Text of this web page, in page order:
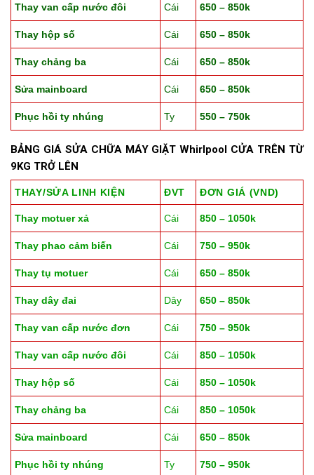
Thay van cấp nước đôi Cái 650 – 850k
Thay hộp số Cái 650 – 850k
Thay chảng ba Cái 650 – 850k
Sửa mainboard Cái 650 – 850k
Phục hồi ty nhúng Ty 550 – 750k
BẢNG GIÁ SỬA CHỮA MÁY GIẶT Whirlpool CỬA TRÊN TỪ
9KG TRỞ LÊN
THAY/SỬA LINH KIỆN ĐVT ĐƠN GIÁ (VND)
Thay motuer xả Cái 850 – 1050k
Thay phao cảm biến Cái 750 – 950k
Thay tụ motuer Cái 650 – 850k
Thay dây đai Dây 650 – 850k
Thay van cấp nước đơn Cái 750 – 950k
Thay van cấp nước đôi Cái 850 – 1050k
Thay hộp số Cái 850 – 1050k
Thay chảng ba Cái 850 – 1050k
Sửa mainboard Cái 650 – 850k
Phục hồi ty nhúng Ty 750 – 950k